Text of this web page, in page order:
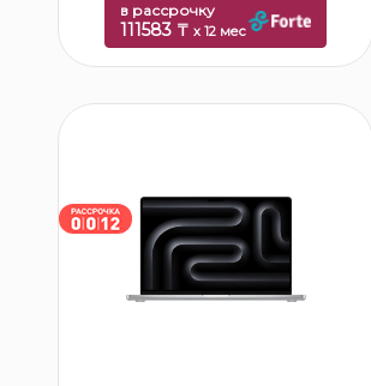
в рассрочку
111583 ₸ x 12 мес